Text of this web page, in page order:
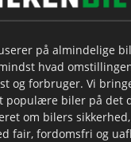
på almindelige
hvad
og forbruger. Vi
populære biler på det
om bilers
fair, fordomsfri og